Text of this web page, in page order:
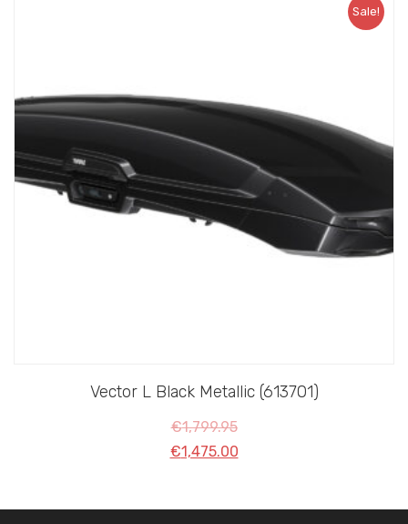
Sale!
Vector L Black Metallic (613701)
€1,799.95
€1,475.00